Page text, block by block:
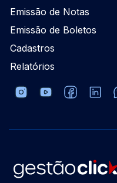
Emissão de Notas
Emissão de Boletos
Cadastros
Relatórios